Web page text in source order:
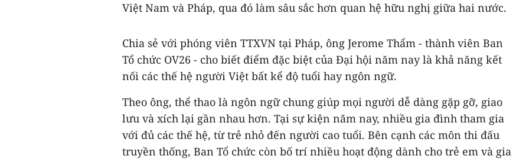
Việt Nam và Pháp, qua đó làm sâu sắc hơn quan hệ hữu nghị giữa hai nước.
Chia sẻ với phóng viên TTXVN tại Pháp, ông Jerome Thẩm - thành viên Ban
Tổ chức OV26 - cho biết điểm đặc biệt của Đại hội năm nay là khả năng kết
nối các thế hệ người Việt bất kể độ tuổi hay ngôn ngữ.
Theo ông, thể thao là ngôn ngữ chung giúp mọi người dễ dàng gặp gỡ, giao
lưu và xích lại gần nhau hơn. Tại sự kiện năm nay, nhiều gia đình tham gia
với đủ các thế hệ, từ trẻ nhỏ đến người cao tuổi. Bên cạnh các môn thi đấu
truyền thống, Ban Tổ chức còn bố trí nhiều hoạt động dành cho trẻ em và gia